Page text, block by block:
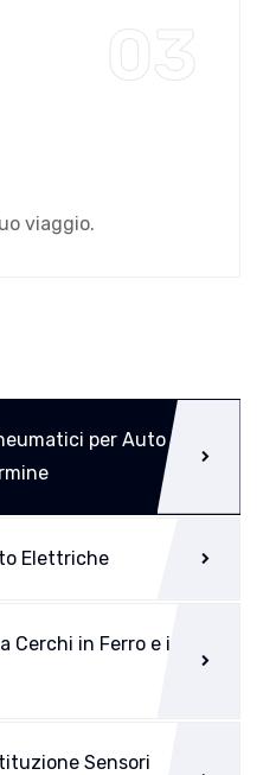
03
viaggio.
per Auto a
Elettriche
Cerchi in Ferro e in
Sensori